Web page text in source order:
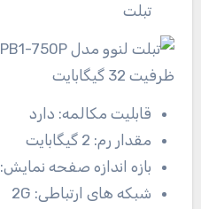
تبلت
قابلیت مکالمه: دارد
مقدار رم: 2 گیگابایت
بازه اندازه صفحه نمایش:
شبکه های ارتباطی: 2G